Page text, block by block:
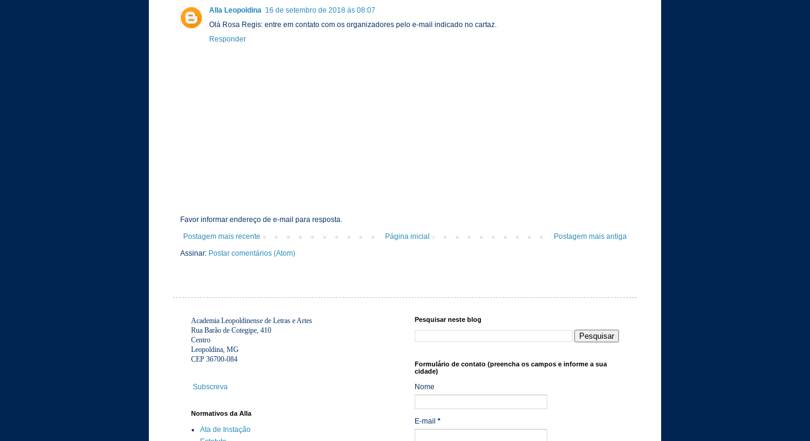
Alla Leopoldina 16 de setembro de 2018 às 08:07
Olá Rosa Regis: entre em contato com os organizadores pelo e-mail indicado no cartaz.
Responder
Favor informar endereço de e-mail para resposta.
Postagem mais recente
Postagem mais antiga
Página inicial
Assinar: Postar comentários (Atom)
Academia Leopoldinense de Letras e Artes
Rua Barão de Cotegipe, 410
Centro
Leopoldina, MG
CEP 36700-084
Subscreva
Normativos da Alla
Ata de Instação
Pesquisar neste blog
Formulário de contato (preencha os campos e informe a sua
cidade)
Nome
E-mail *